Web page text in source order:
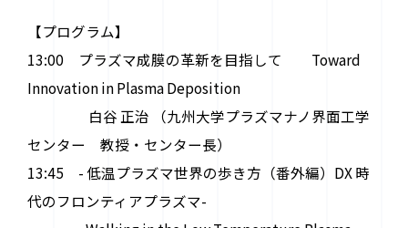
【プログラム】
13:00 プラズマ成膜の革新を目指して Toward
Innovation in Plasma Deposition
白谷 正治 （九州大学プラズマナノ界面工学
センター 教授・センター長）
13:45 - 低温プラズマ世界の歩き方（番外編）DX 時
代のフロンティアプラズマ-